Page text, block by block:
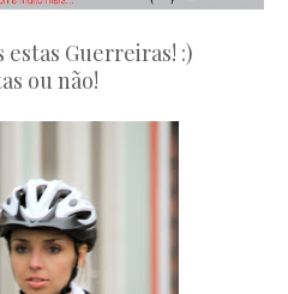
estas Guerreiras! :)
ou não!